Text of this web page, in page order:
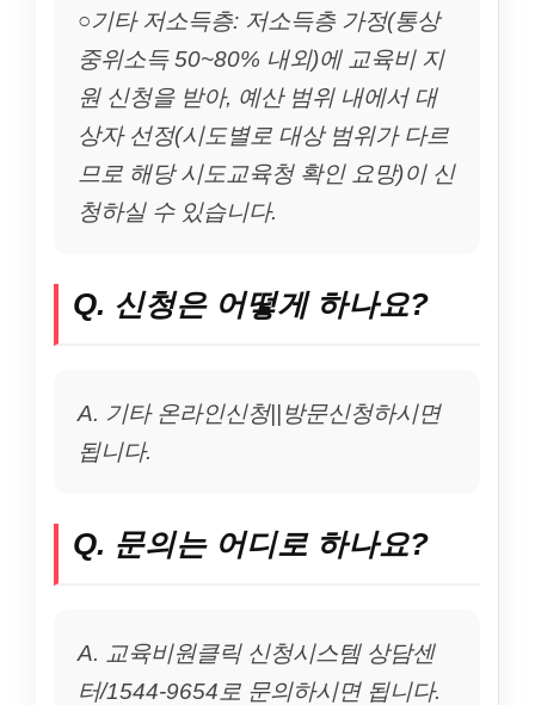
○기타 저소득층: 저소득층 가정(통상
중위소득 50~80% 내외)에 교육비 지
원 신청을 받아, 예산 범위 내에서 대
상자 선정(시도별로 대상 범위가 다르
므로 해당 시도교육청 확인 요망)이 신
청하실 수 있습니다.
Q. 신청은 어떻게 하나요?
A. 기타 온라인신청||방문신청하시면
됩니다.
Q. 문의는 어디로 하나요?
A. 교육비원클릭 신청시스템 상담센
터/1544-9654로 문의하시면 됩니다.